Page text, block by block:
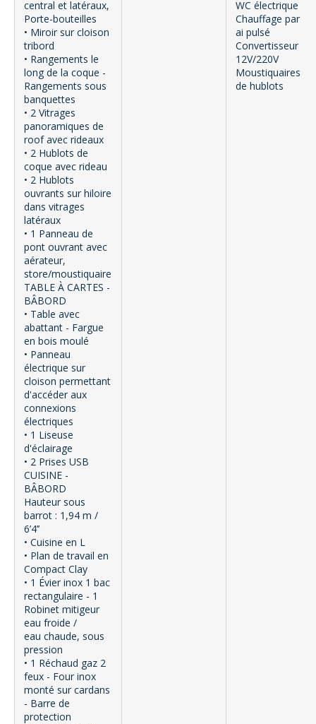
central et latéraux,
Porte-bouteilles
• Miroir sur cloison
tribord
• Rangements le
long de la coque -
Rangements sous
banquettes
• 2 Vitrages
panoramiques de
roof avec rideaux
• 2 Hublots de
coque avec rideau
• 2 Hublots
ouvrants sur hiloire
dans vitrages
latéraux
• 1 Panneau de
pont ouvrant avec
aérateur,
store/moustiquaire
TABLE À CARTES -
BÂBORD
• Table avec
abattant - Fargue
en bois moulé
• Panneau
électrique sur
cloison permettant
d'accéder aux
connexions
électriques
• 1 Liseuse
d'éclairage
• 2 Prises USB
CUISINE -
BÂBORD
Hauteur sous
barrot : 1,94 m /
6’4’’
• Cuisine en L
• Plan de travail en
Compact Clay
• 1 Évier inox 1 bac
rectangulaire - 1
Robinet mitigeur
eau froide /
eau chaude, sous
pression
• 1 Réchaud gaz 2
feux - Four inox
monté sur cardans
- Barre de
protection
WC électrique
Chauffage par
ai pulsé
Convertisseur
12V/220V
Moustiquaires
de hublots